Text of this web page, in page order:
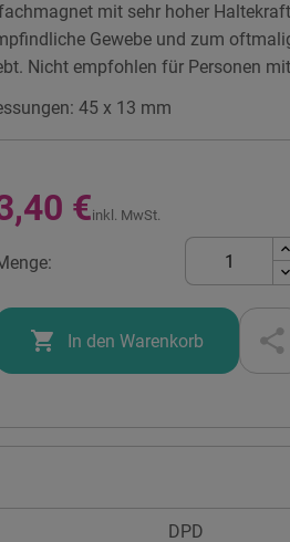
mit sehr hoher
Gewebe und zum
Nicht empfohlen für Personen
45 x 13 mm
€inkl. MwSt.
 In den Warenkorb
DPD